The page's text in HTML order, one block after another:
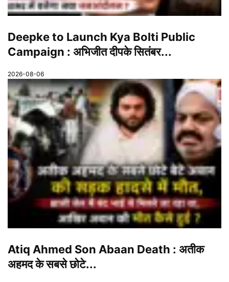
Deepke to Launch Kya Bolti Public
Campaign : अभिजीत दीपके सितंबर...
2026-08-06
Atiq Ahmed Son Abaan Death : अतीक
अहमद के सबसे छोटे...